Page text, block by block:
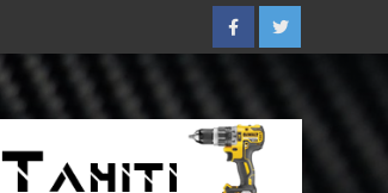
FacebookTwitter